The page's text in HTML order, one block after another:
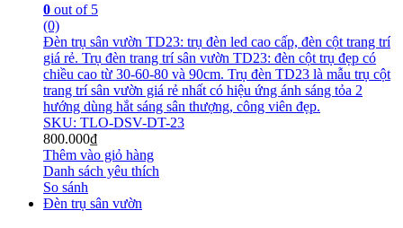
0 out of 5
(0)
Đèn trụ sân vườn TD23: trụ đèn led cao cấp, đèn cột trang trí
giá rẻ. Trụ đèn trang trí sân vườn TD23: đèn cột trụ đẹp có
chiều cao từ 30-60-80 và 90cm. Trụ đèn TD23 là mẫu trụ cột
trang trí sân vườn giá rẻ nhất có hiệu ứng ánh sáng tỏa 2
hướng dùng hắt sáng sân thượng, công viên đẹp.
SKU: TLO-DSV-DT-23
800.000₫
Thêm vào giỏ hàng
Danh sách yêu thích
So sánh
Đèn trụ sân vườn